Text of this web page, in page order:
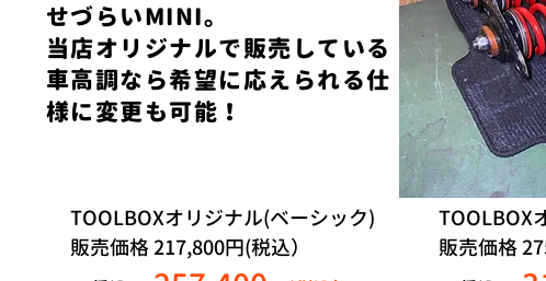
せづらいMINI。
当店オリジナルで販売している
車高調なら希望に応えられる仕
様に変更も可能！
TOOLBOXオリジナル(ベーシック)
販売価格 217,800円(税込）
TOOLBOX
販売価格